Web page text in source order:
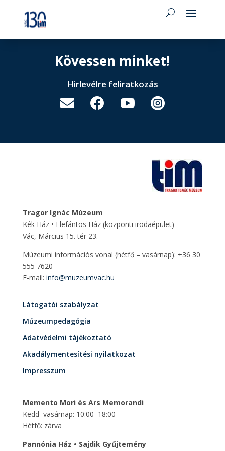
Kövessen minket!
Hirlevélre feliratkozás
   
Tragor Ignác Múzeum
Kék Ház • Elefántos Ház (központi irodaépület)
Vác, Március 15. tér 23.
Múzeumi információs vonal (hétfő – vasárnap): +36 30
555 7620
E-mail: info@muzeumvac.hu
Látogatói szabályzat
Múzeumpedagógia
Adatvédelmi tájékoztató
Akadálymentesítési nyilatkozat
Impresszum
Memento Mori és Ars Memorandi
Kedd–vasárnap: 10:00–18:00
Hétfő: zárva
Pannónia Ház • Sajdik Gyűjtemény